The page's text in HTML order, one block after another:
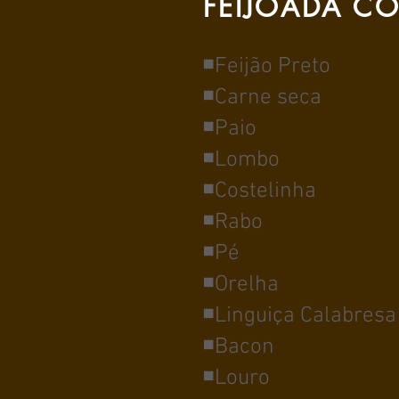
FEIJOADA
◾Feijão Preto
◾Carne seca
◾Paio
◾Lombo
◾Costelinha
◾Rabo
◾Pé
◾Orelha
◾Linguiça Calabresa
◾Bacon
◾Louro